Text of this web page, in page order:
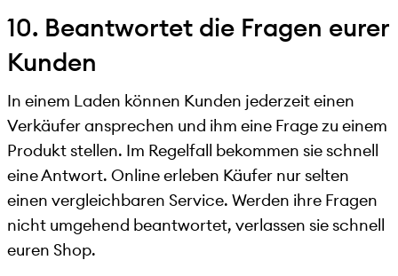
10. Beantwortet die Fragen eurer
Kunden
In einem Laden können Kunden jederzeit einen
Verkäufer ansprechen und ihm eine Frage zu einem
Produkt stellen. Im Regelfall bekommen sie schnell
eine Antwort. Online erleben Käufer nur selten
einen vergleichbaren Service. Werden ihre Fragen
nicht umgehend beantwortet, verlassen sie schnell
euren Shop.